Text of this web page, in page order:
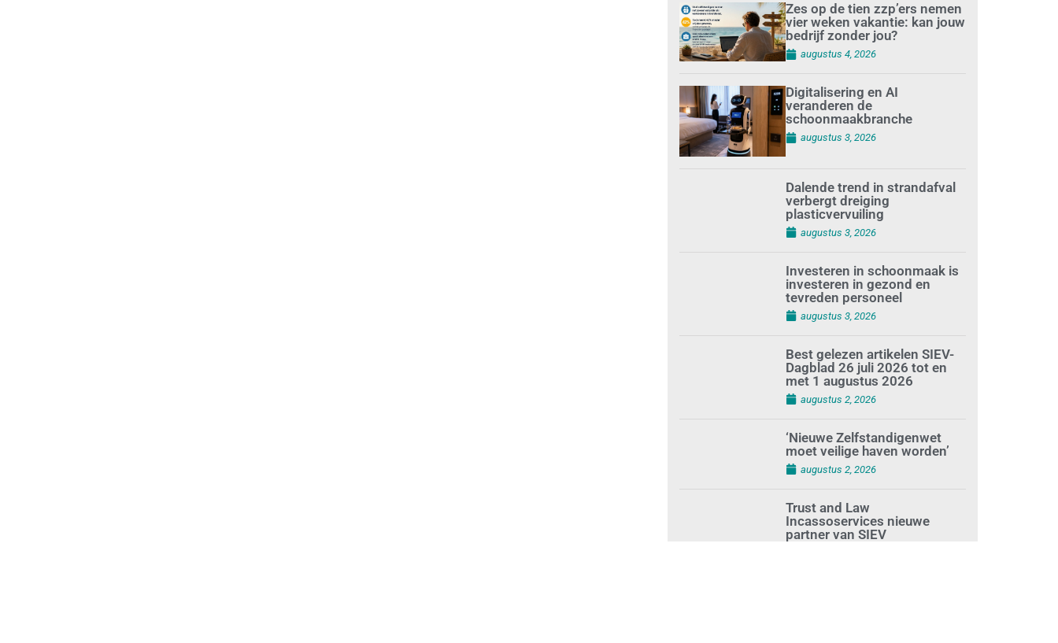
Zes op de tien zzp’ers nemen
vier weken vakantie: kan jouw
bedrijf zonder jou?
augustus 4, 2026
Digitalisering en AI
veranderen de
schoonmaakbranche
augustus 3, 2026
Dalende trend in strandafval
verbergt dreiging
plasticvervuiling
augustus 3, 2026
Investeren in schoonmaak is
investeren in gezond en
tevreden personeel
augustus 3, 2026
Best gelezen artikelen SIEV-
Dagblad 26 juli 2026 tot en
met 1 augustus 2026
augustus 2, 2026
‘Nieuwe Zelfstandigenwet
moet veilige haven worden’
augustus 2, 2026
Trust and Law
Incassoservices nieuwe